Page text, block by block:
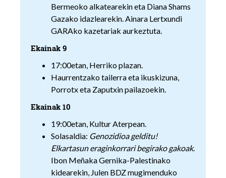
Bermeoko alkatearekin eta Diana Shams
Gazako idazlearekin. Ainara Lertxundi
GARAko kazetariak aurkeztuta.
Ekainak 9
17:00etan, Herriko plazan.
Haurrentzako tailerra eta ikuskizuna,
Porrotx eta Zaputxin pailazoekin.
Ekainak 10
19:00etan, Kultur Aterpean.
Solasaldia: Genozidioa gelditu!
Elkartasun eraginkorrari begirako gakoak.
Ibon Meñaka Gernika-Palestinako
kidearekin, Julen BDZ mugimenduko